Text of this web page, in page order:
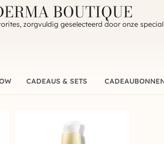
BOUTIQUE
zorgvuldig geselecteerd door onze
CADEAUS & SETS